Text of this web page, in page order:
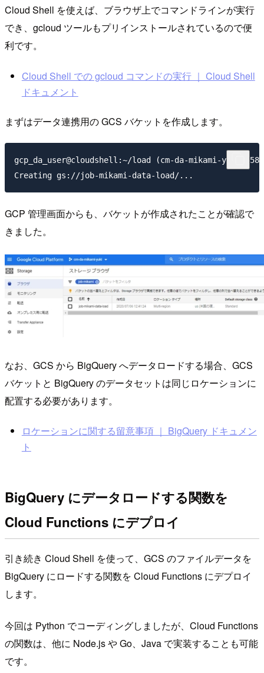
Cloud Shell を使えば、ブラウザ上でコマンドラインが実行
でき、gcloud ツールもプリインストールされているので便
利です。
Cloud Shell での gcloud コマンドの実行 ｜ Cloud Shell
ドキュメント
まずはデータ連携用の GCS バケットを作成します。
gcp_da_user@cloudshell:~/load (cm-da-mikami-yuki-
GCP 管理画面からも、バケットが作成されたことが確認で
きました。
なお、GCS から BigQuery へデータロードする場合、GCS
バケットと BigQuery のデータセットは同じロケーションに
配置する必要があります。
ロケーションに関する留意事項 ｜ BigQuery ドキュメン
ト
BigQuery にデータロードする関数を
Cloud Functions にデプロイ
引き続き Cloud Shell を使って、GCS のファイルデータを
BigQuery にロードする関数を Cloud Functions にデプロイ
します。
今回は Python でコーディングしましたが、Cloud Functions
の関数は、他に Node.js や Go、Java で実装することも可能
です。